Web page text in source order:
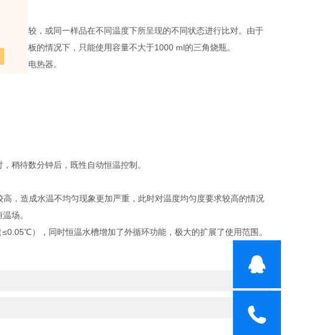
比较，或同一样品在不同温度下所呈现的不同状态进行比对。由于
锅盖板的情况下，只能使用容量不大于1000 ml的三角烧瓶。
器，电热器。
稍待数分钟后，既性自动恒温控制。
造成水温不均匀现象更加严重，此时对温度均匀度要求较高的情况
场。
），同时恒温水槽增加了外循环功能，极大的扩展了使用范围。